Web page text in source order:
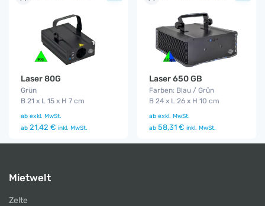
Laser 80G
Grün
B 21 x L 15 x H 7 cm
ab exkl. MwSt.
ab 21,42 € inkl. MwSt.
Laser 650 GB
Farben: Blau / Grün
B 24 x L 26 x H 10 cm
ab exkl. MwSt.
ab 58,31 € inkl. MwSt.
Mietwelt
Zelte